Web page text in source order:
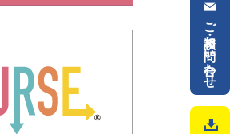
ご相談・お問い合わせ